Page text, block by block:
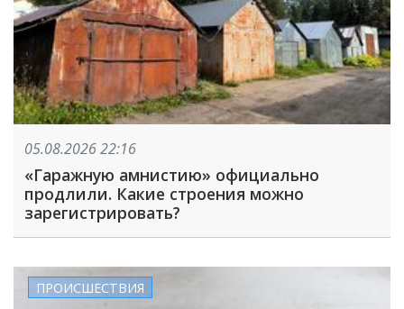
05.08.2026 22:16
«Гаражную амнистию» официально
продлили. Какие строения можно
зарегистрировать?
ПРОИСШЕСТВИЯ